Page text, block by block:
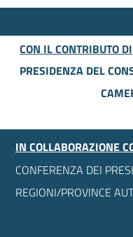
CON IL CONTRIBUTO DI
PRESIDENZA DEL
IN COLLABORAZIONE
CONFERENZA DEI
REGIONI/PROVINCE